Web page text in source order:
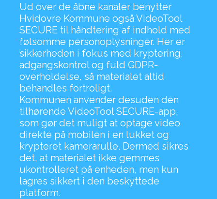
Ud over de åbne kanaler benytter
Hvidovre Kommune også VideoTool
SECURE til håndtering af indhold med
følsomme personoplysninger. Her er
sikkerheden i fokus med kryptering,
adgangskontrol og fuld GDPR-
overholdelse, så materialet altid
behandles fortroligt.
Kommunen anvender desuden den
tilhørende VideoTool SECURE-app,
som gør det muligt at optage video
direkte på mobilen i en lukket og
krypteret kamerarulle. Dermed sikres
det, at materialet ikke gemmes
ukontrolleret på enheden, men kun
lagres sikkert i den beskyttede
platform.